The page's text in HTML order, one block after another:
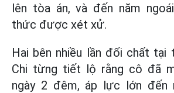
lên tòa án, và đến năm
thức được xét xử.
Hai bên nhiều lần đối chất tại
Chi từng tiết lộ rằng cô đã
ngày 2 đêm, áp lực lớn đến